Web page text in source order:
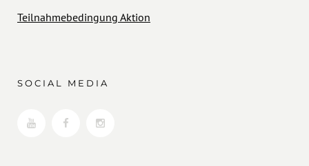
Teilnahmebedingung Aktion
SOCIAL MEDIA